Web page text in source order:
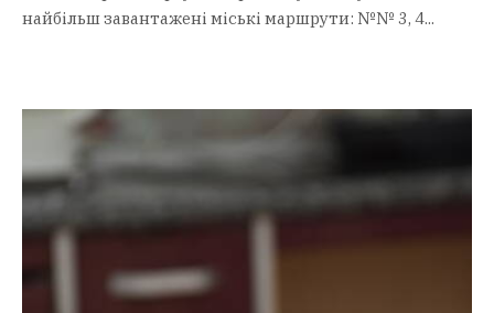
найбільш завантажені міські маршрути: №№ 3, 4...